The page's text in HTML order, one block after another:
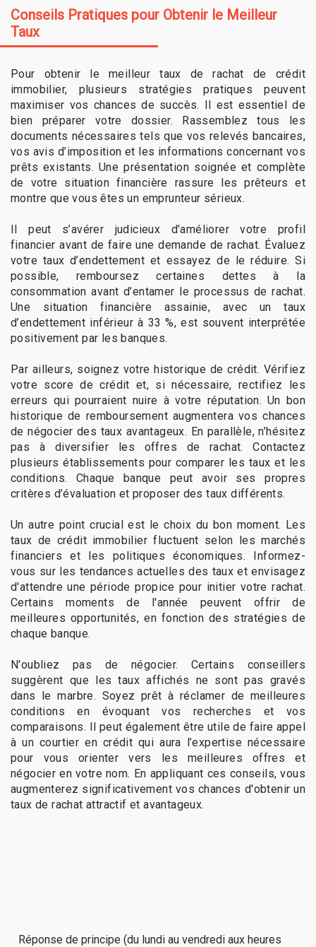
Conseils Pratiques pour Obtenir le Meilleur
Taux
Pour obtenir le meilleur taux de rachat de crédit
immobilier, plusieurs stratégies pratiques peuvent
maximiser vos chances de succès. Il est essentiel de
bien préparer votre dossier. Rassemblez tous les
documents nécessaires tels que vos relevés bancaires,
vos avis d’imposition et les informations concernant vos
prêts existants. Une présentation soignée et complète
de votre situation financière rassure les prêteurs et
montre que vous êtes un emprunteur sérieux.
Il peut s’avérer judicieux d’améliorer votre profil
financier avant de faire une demande de rachat. Évaluez
votre taux d’endettement et essayez de le réduire. Si
possible, remboursez certaines dettes à la
consommation avant d’entamer le processus de rachat.
Une situation financière assainie, avec un taux
d’endettement inférieur à 33 %, est souvent interprétée
positivement par les banques.
Par ailleurs, soignez votre historique de crédit. Vérifiez
votre score de crédit et, si nécessaire, rectifiez les
erreurs qui pourraient nuire à votre réputation. Un bon
historique de remboursement augmentera vos chances
de négocier des taux avantageux. En parallèle, n’hésitez
pas à diversifier les offres de rachat. Contactez
plusieurs établissements pour comparer les taux et les
conditions. Chaque banque peut avoir ses propres
critères d’évaluation et proposer des taux différents.
Un autre point crucial est le choix du bon moment. Les
taux de crédit immobilier fluctuent selon les marchés
financiers et les politiques économiques. Informez-
vous sur les tendances actuelles des taux et envisagez
d'attendre une période propice pour initier votre rachat.
Certains moments de l'année peuvent offrir de
meilleures opportunités, en fonction des stratégies de
chaque banque.
N'oubliez pas de négocier. Certains conseillers
suggèrent que les taux affichés ne sont pas gravés
dans le marbre. Soyez prêt à réclamer de meilleures
conditions en évoquant vos recherches et vos
comparaisons. Il peut également être utile de faire appel
à un courtier en crédit qui aura l’expertise nécessaire
pour vous orienter vers les meilleures offres et
négocier en votre nom. En appliquant ces conseils, vous
augmenterez significativement vos chances d'obtenir un
taux de rachat attractif et avantageux.